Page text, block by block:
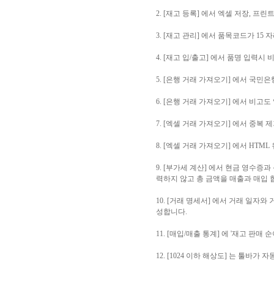
2. [재고 등록] 에서 엑셀 저장, 프린
3. [재고 관리] 에서 품목코드가 15
4. [재고 입/출고] 에서 품명 입력시
5. [은행 거래 가져오기] 에서 국민
6. [은행 거래 가져오기] 에서 비고도
7. [엑셀 거래 가져오기] 에서 중복
8. [엑셀 거래 가져오기] 에서 HTML
9. [부가세 계산] 에서 현금 영수증
력하지 않고 총 금액을 매출과 매입
10. [거래 명세서] 에서 거래 일자와
성합니다.
11. [매입/매출 통계] 에 '재고 판매
12. [1024 이하 해상도] 는 툴바가